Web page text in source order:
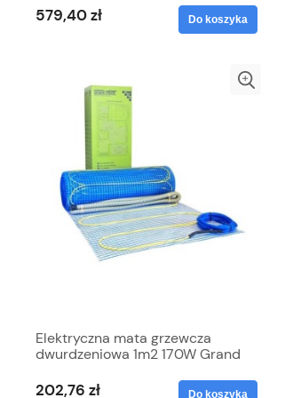
579,40 zł Do koszyka
Elektryczna mata grzewcza
dwurdzeniowa 1m2 170W Grand
202,76 zł Do koszyka